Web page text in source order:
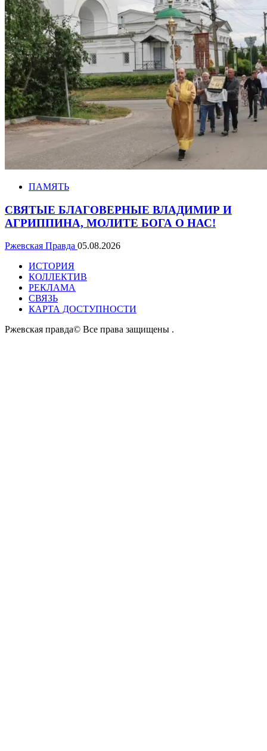
ПАМЯТЬ
СВЯТЫЕ БЛАГОВЕРНЫЕ ВЛАДИМИР И
АГРИППИНА, МОЛИТЕ БОГА О НАС!
Ржевская Правда 05.08.2026
ИСТОРИЯ
КОЛЛЕКТИВ
РЕКЛАМА
СВЯЗЬ
КАРТА ДОСТУПНОСТИ
Ржевская правда© Все права защищены .